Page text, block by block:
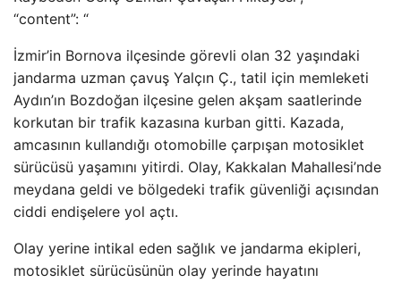
“content”: “
İzmir’in Bornova ilçesinde görevli olan 32 yaşındaki
jandarma uzman çavuş Yalçın Ç., tatil için memleketi
Aydın’ın Bozdoğan ilçesine gelen akşam saatlerinde
korkutan bir trafik kazasına kurban gitti. Kazada,
amcasının kullandığı otomobille çarpışan motosiklet
sürücüsü yaşamını yitirdi. Olay, Kakkalan Mahallesi’nde
meydana geldi ve bölgedeki trafik güvenliği açısından
ciddi endişelere yol açtı.
Olay yerine intikal eden sağlık ve jandarma ekipleri,
motosiklet sürücüsünün olay yerinde hayatını